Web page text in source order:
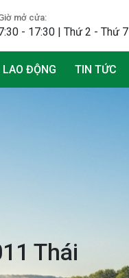
mở cửa:
- 17:30 | Thứ 2 - Thứ 7
ĐỘNG TIN TỨC
Thái